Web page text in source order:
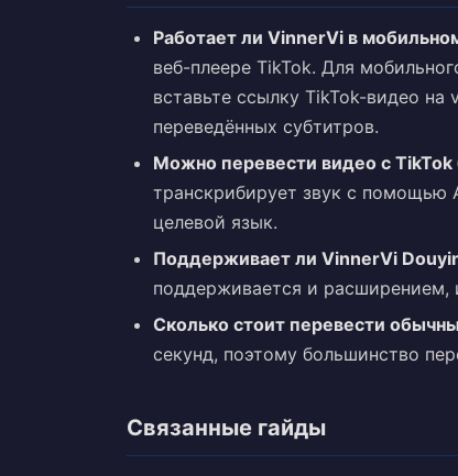
Работает ли VinnerVi в
веб-плеере TikTok. Для
вставьте ссылку TikTok-видео
переведённых субтитров.
Можно перевести видео с TikTok
транскрибирует звук с помощью
целевой язык.
Поддерживает ли VinnerVi
поддерживается и расширением,
Сколько стоит перевести
секунд, поэтому большинство
Связанные гайды